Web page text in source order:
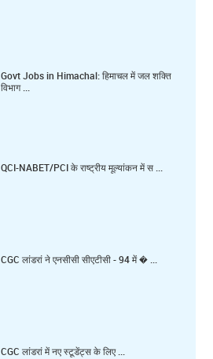
Govt Jobs in Himachal: हिमाचल में जल शक्ति
विभाग ...
QCI-NABET/PCI के राष्ट्रीय मूल्यांकन में स ...
CGC लांडरां ने एनसीसी सीएटीसी - 94 में � ...
CGC लांडरां में नए स्टूडेंट्स के लिए ...